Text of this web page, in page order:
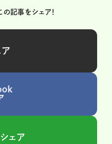
記事をシェア！
ェア